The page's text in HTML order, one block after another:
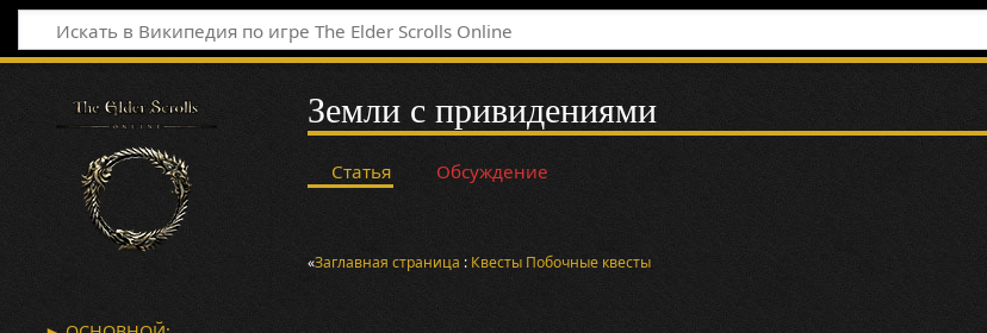
Земли с привидениями
Статья Обсуждение
«Заглавная страница : Квесты Побочные квесты